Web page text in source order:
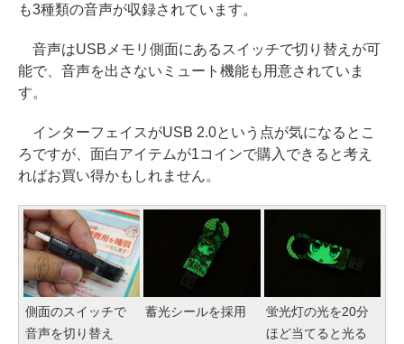
も3種類の音声が収録されています。
音声はUSBメモリ側面にあるスイッチで切り替えが可
能で、音声を出さないミュート機能も用意されていま
す。
インターフェイスがUSB 2.0という点が気になるとこ
ろですが、面白アイテムが1コインで購入できると考え
ればお買い得かもしれません。
側面のスイッチで
音声を切り替え
蓄光シールを採用
蛍光灯の光を20分
ほど当てると光る